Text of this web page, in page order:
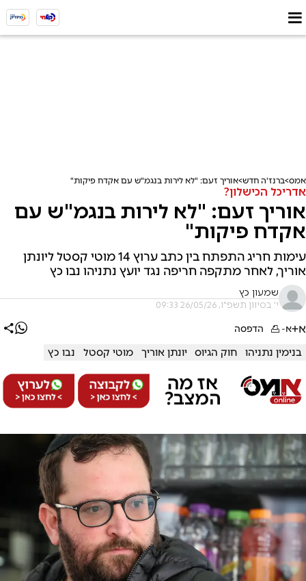
אמס ברנז'ה חדש אוריך זעם: "לא לירות בנגמ"ש עם אקדח פיקות"
אדריכל הכישלון?
אוריך זעם: "לא לירות בנגמ"ש עם
אקדח פיקות"
עימות חריג התפתח בין כתב ערוץ 14 מוטי קסטל ליונתן
אוריך, לאחר מתקפה חריפה נגד יועץ נתניהו נבו כץ
שמעון כץ
י' בסיוון תשפ"ו, 26/05/26 09:33
א+א- הדפסה
בנימין נתניהו חוק הגיוס יונתן אוריך מוטי קסטל נבו כץ